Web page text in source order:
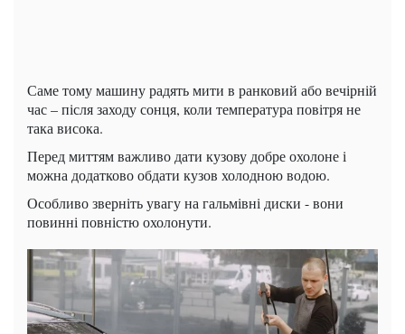
Саме тому машину радять мити в ранковий або вечірній
час – після заходу сонця, коли температура повітря не
така висока.
Перед миттям важливо дати кузову добре охолоне і
можна додатково обдати кузов холодною водою.
Особливо зверніть увагу на гальмівні диски - вони
повинні повністю охолонути.